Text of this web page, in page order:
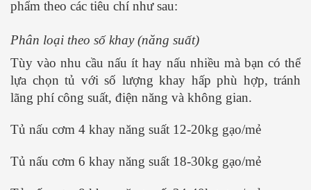
phẩm theo các tiêu chí như sau:
Phân loại theo số khay (năng suất)
Tùy vào nhu cầu nấu ít hay nấu nhiều mà bạn có thể
lựa chọn tủ với số lượng khay hấp phù hợp, tránh
lãng phí công suất, điện năng và không gian.
Tủ nấu cơm 4 khay năng suất 12-20kg gạo/mẻ
Tủ nấu cơm 6 khay năng suất 18-30kg gạo/mẻ